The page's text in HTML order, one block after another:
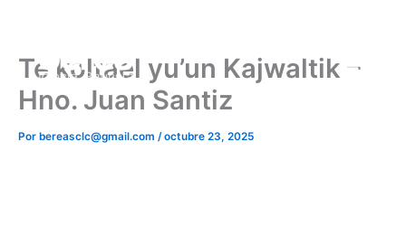
Te koltael yu’un Kajwaltik –
Hno. Juan Santiz
Por bereasclc@gmail.com /octubre 23, 2025